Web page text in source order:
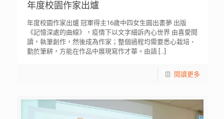
年度校園作家出爐
年度校園作家出爐 冠軍得主16歲中四女生圓出書夢 出版
《記憶深處的曲線》，疫情下以文字細訴內心世界 由喜愛閱
讀，執筆創作，然後成為作家；整個過程均需要悉心栽培、
勤於筆耕，方能在作品中展現寫作才華。由語[…]
閱讀更多